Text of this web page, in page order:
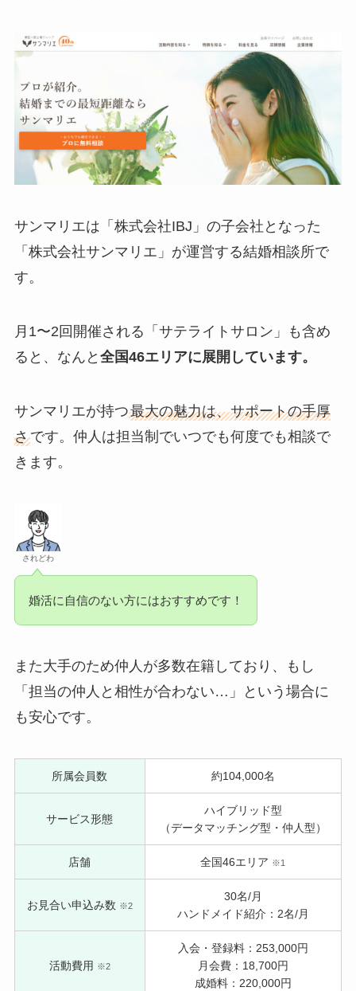
サンマリエは「株式会社IBJ」の子会社となった
「株式会社サンマリエ」が運営する結婚相談所で
す。
月1〜2回開催される「サテライトサロン」も含め
ると、なんと 全国46エリアに展開しています。
サンマリエが持つ最大の魅力は、サポートの手厚
さです。仲人は担当制でいつでも何度でも相談で
きます。
されどわ
婚活に自信のない方にはおすすめです！
また大手のため仲人が多数在籍しており、もし
「担当の仲人と相性が合わない…」という場合に
も安心です。
所属会員数 約104,000名
サービス形態
ハイブリッド型
（データマッチング型・仲人型）
店舗 全国46エリア ※1
お見合い申込み数 ※2
30名/月
ハンドメイド紹介：2名/月
活動費用 ※2
入会・登録料：253,000円
月会費：18,700円
成婚料：220,000円